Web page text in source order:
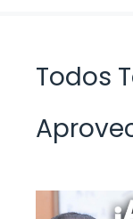
Todos